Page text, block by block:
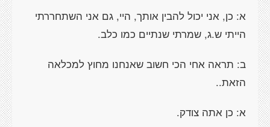
א: כן, אני יכול להבין אותך, היי, גם אני השתחררתי
הייתי ש.ג, שמרתי שנתיים כמו כלב.
ב: תראה אחי הכי חשוב שאנחנו מחוץ למכלאה
הזאת..
א: כן אתה צודק.